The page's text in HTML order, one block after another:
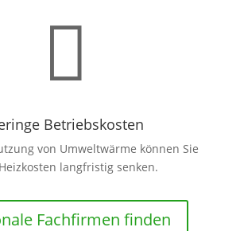

Betriebskosten
von Umweltwärme können Sie
langfristig senken.
Fachfirmen finden